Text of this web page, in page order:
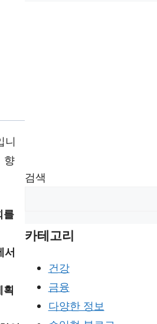
니
향
를
서
검색
카테고리
건강
금융
다양한 정보